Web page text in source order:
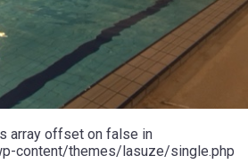
array offset on false in
content/themes/lasuze/single.php